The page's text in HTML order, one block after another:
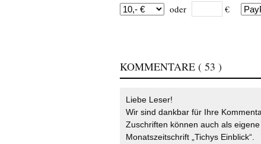
oder €
KOMMENTARE ( 53 )
Liebe Leser!
Wir sind dankbar für Ihre
Zuschriften können auch als
Monatszeitschrift „Tichys Einblick“.